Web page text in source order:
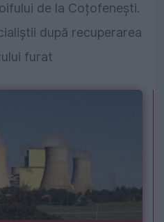
de la Coțofenești.
după recuperarea
furat